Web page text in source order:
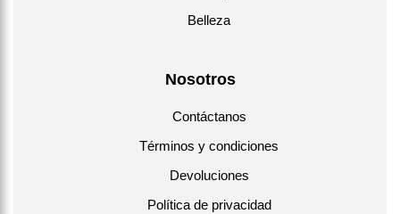
Belleza
Nosotros
Contáctanos
Términos y condiciones
Devoluciones
Política de privacidad